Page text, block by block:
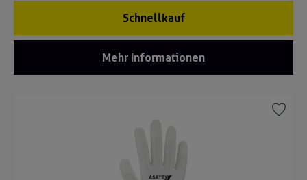
Schnellkauf
Mehr Informationen